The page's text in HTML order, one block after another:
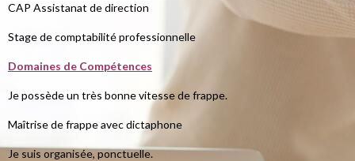
CAP Assistanat de direction
Stage de comptabilité professionnelle
Domaines de Compétences
Je possède un très bonne vitesse de frappe.
Maîtrise de frappe avec dictaphone
Je suis organisée, ponctuelle.